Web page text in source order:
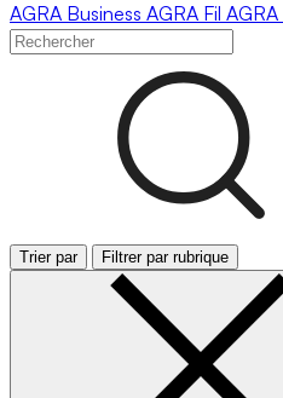
AGRA Business AGRA Fil AGRA
Trier par Filtrer par rubrique